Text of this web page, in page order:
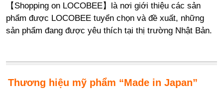
【Shopping on LOCOBEE】là nơi giới thiệu các sản
phẩm được LOCOBEE tuyển chọn và đề xuất, những
sản phẩm đang được yêu thích tại thị trường Nhật Bản.
Thương hiệu mỹ phẩm “Made in Japan”